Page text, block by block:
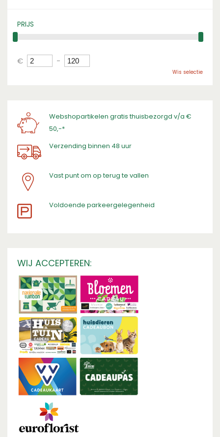
PRIJS
€ -
Wis selectie
Webshopartikelen gratis thuisbezorgd v/a €
50,-*
Verzending binnen 48 uur
Vast punt om op terug te vallen
​Voldoende parkeergelegenheid
WIJ ACCEPTEREN: